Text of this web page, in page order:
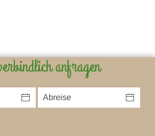
anfragen